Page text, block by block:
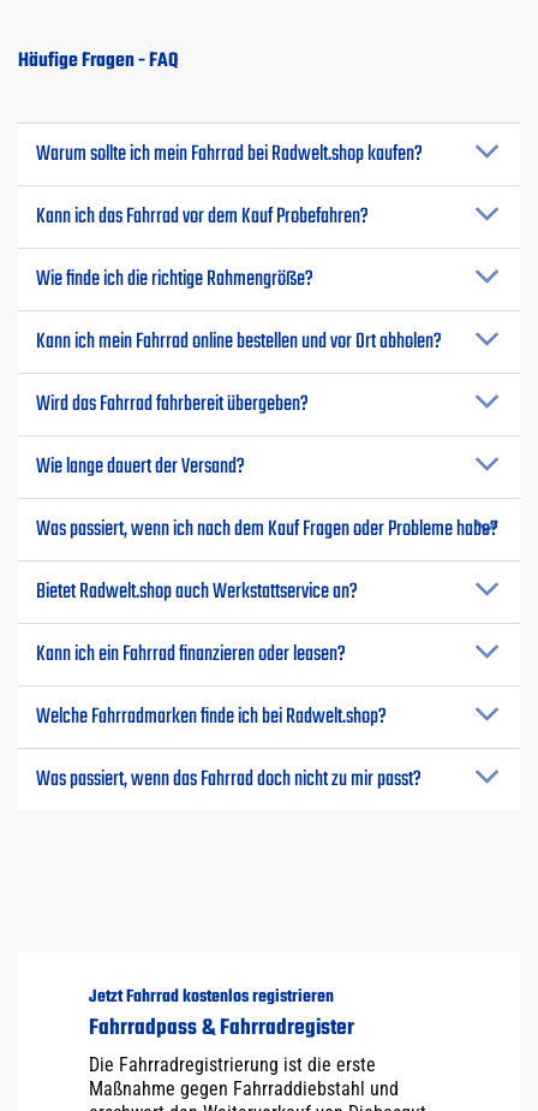
Häufige Fragen - FAQ
Warum sollte ich mein Fahrrad bei Radwelt.shop kaufen?
Kann ich das Fahrrad vor dem Kauf Probefahren?
Wie finde ich die richtige Rahmengröße?
Kann ich mein Fahrrad online bestellen und vor Ort abholen?
Wird das Fahrrad fahrbereit übergeben?
Wie lange dauert der Versand?
Was passiert, wenn ich nach dem Kauf Fragen oder Probleme habe?
Bietet Radwelt.shop auch Werkstattservice an?
Kann ich ein Fahrrad finanzieren oder leasen?
Welche Fahrradmarken finde ich bei Radwelt.shop?
Was passiert, wenn das Fahrrad doch nicht zu mir passt?
Jetzt Fahrrad kostenlos registrieren
Fahrradpass & Fahrradregister
Die Fahrradregistrierung ist die erste
Maßnahme gegen Fahrraddiebstahl und